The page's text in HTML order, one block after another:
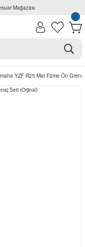
Mağazası
YZF R25 Mat Füme Ön